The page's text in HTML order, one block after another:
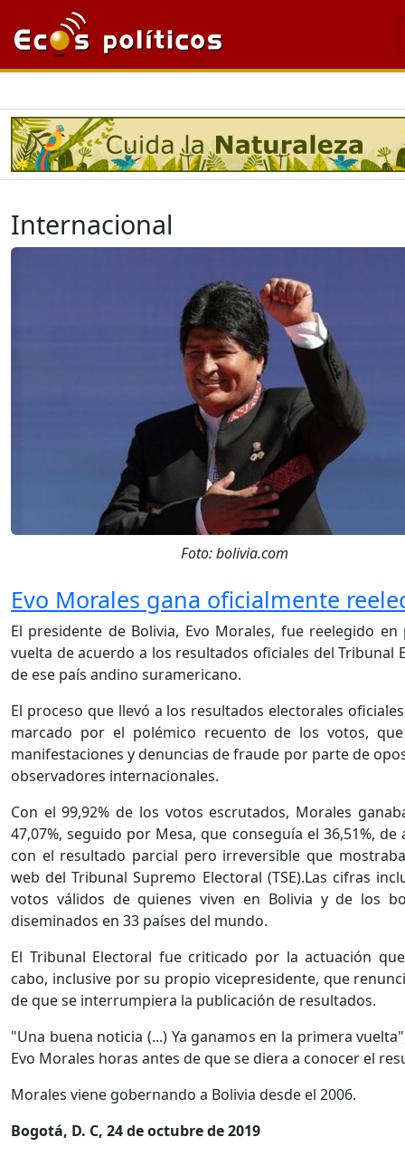
Internacional
Foto: bolivia.com
Evo Morales gana oficialmente
El presidente de Bolivia, Evo Morales, fue reelegido en
vuelta de acuerdo a los resultados oficiales del Tribunal
de ese país andino suramericano.
El proceso que llevó a los resultados electorales
marcado por el polémico recuento de los votos,
manifestaciones y denuncias de fraude por parte de
observadores internacionales.
Con el 99,92% de los votos escrutados, Morales
47,07%, seguido por Mesa, que conseguía el 36,51%, de
con el resultado parcial pero irreversible que
web del Tribunal Supremo Electoral (TSE).Las cifras
votos válidos de quienes viven en Bolivia y de los
diseminados en 33 países del mundo.
El Tribunal Electoral fue criticado por la actuación
cabo, inclusive por su propio vicepresidente, que
de que se interrumpiera la publicación de resultados.
"Una buena noticia (...) Ya ganamos en la primera
Evo Morales horas antes de que se diera a conocer el
Morales viene gobernando a Bolivia desde el 2006.
Bogotá, D. C, 24 de octubre de 2019